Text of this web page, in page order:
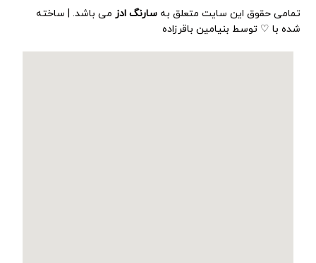
تمامی حقوق این سایت متعلق به سارنگ ادز می باشد. | ساخته
شده با ♡ توسط بنیامین باقرزاده